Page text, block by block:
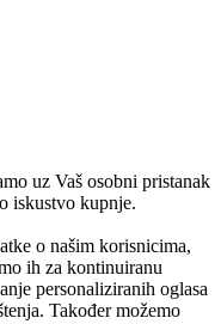
uz Vaš osobni pristanak
iskustvo kupnje.
o našim korisnicima,
ih za kontinuiranu
personaliziranih oglasa
Također možemo